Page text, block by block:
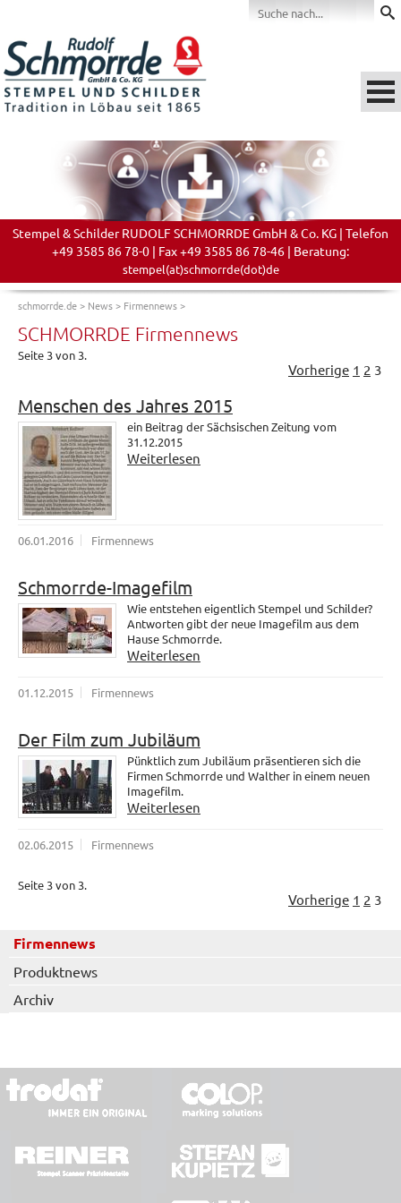
Stempel & Schilder RUDOLF SCHMORRDE GmbH & Co. KG | Telefon
+49 3585 86 78-0 | Fax +49 3585 86 78-46 | Beratung:
stempel(at)schmorrde(dot)de
schmorrde.de> News> Firmennews>
SCHMORRDE Firmennews
Seite 3 von 3.
Vorherige 1 2 3
Menschen des Jahres 2015
ein Beitrag der Sächsischen Zeitung vom
31.12.2015
Weiterlesen
06.01.2016 Firmennews
Schmorrde-Imagefilm
Wie entstehen eigentlich Stempel und Schilder?
Antworten gibt der neue Imagefilm aus dem
Hause Schmorrde.
Weiterlesen
01.12.2015 Firmennews
Der Film zum Jubiläum
Pünktlich zum Jubiläum präsentieren sich die
Firmen Schmorrde und Walther in einem neuen
Imagefilm.
Weiterlesen
02.06.2015 Firmennews
Seite 3 von 3.
Vorherige 1 2 3
Firmennews
Produktnews
Archiv